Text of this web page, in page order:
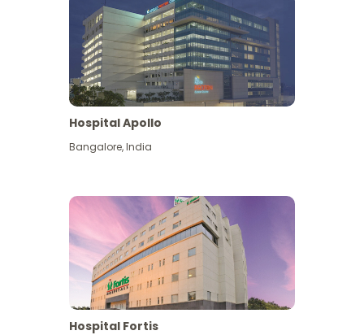
Hospital Apollo
Bangalore,India
Hospital Fortis